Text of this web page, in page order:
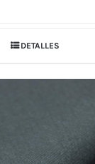
DETALLES